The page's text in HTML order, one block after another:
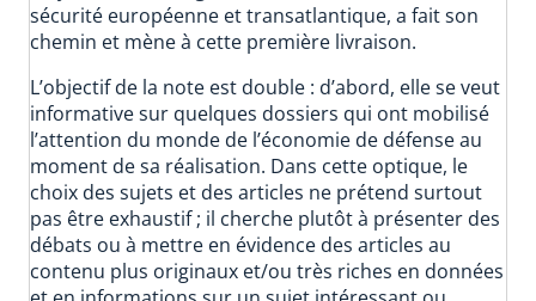
sécurité européenne et transatlantique, a fait son
chemin et mène à cette première livraison.
L’objectif de la note est double : d’abord, elle se veut
informative sur quelques dossiers qui ont mobilisé
l’attention du monde de l’économie de défense au
moment de sa réalisation. Dans cette optique, le
choix des sujets et des articles ne prétend surtout
pas être exhaustif ; il cherche plutôt à présenter des
débats ou à mettre en évidence des articles au
contenu plus originaux et/ou très riches en données